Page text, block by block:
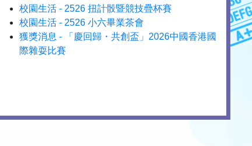
校園生活 - 2526 扭計骰暨競技疊杯賽
校園生活 - 2526 小六畢業茶會
獲獎消息 - 「慶回歸・共創盃」2026中國香港國
際雜耍比賽